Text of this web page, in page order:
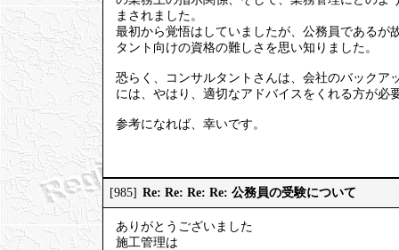
まされました。
最初から覚悟はしていましたが、公務員であるが
タント向けの資格の難しさを思い知りました。
恐らく、コンサルタントさんは、会社のバックア
には、やはり、適切なアドバイスをくれる方が必
参考になれば、幸いです。
[985] Re: Re: Re: Re: 公務員の受験について
ありがとうございました
施工管理は